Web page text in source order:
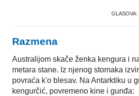
GLASOVA:
Razmena
Australijom skače ženka kengura i
metara stane. Iz njenog stomaka
povraća k'o blesav. Na Antarktiku u
kengurčić, povremeno kine i gunđa: